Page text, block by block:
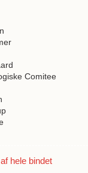
Comitee
hele bindet